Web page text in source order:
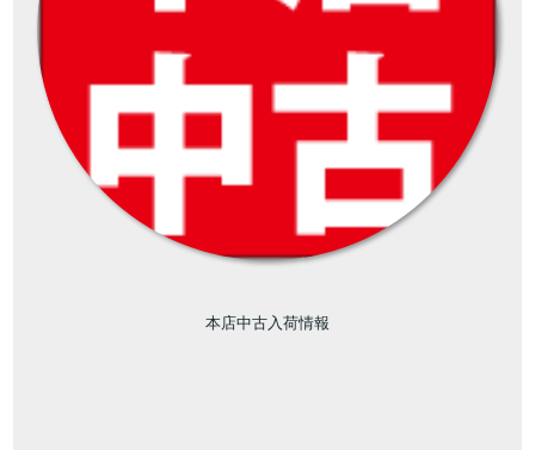
本店中古入荷情報